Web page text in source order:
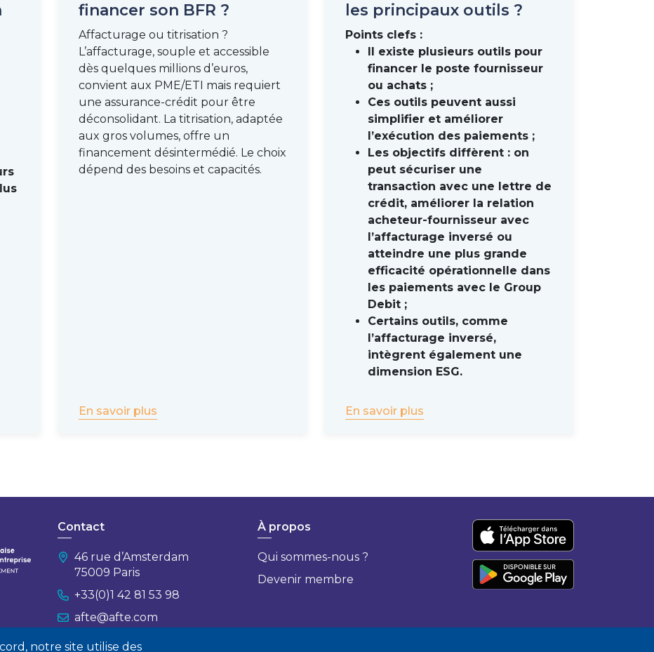
notre site utilise des
financer son BFR ?
Affacturage ou titrisation ?
L’affacturage, souple et accessible
dès quelques millions d’euros,
convient aux PME/ETI mais requiert
une assurance-crédit pour être
déconsolidant. La titrisation, adaptée
aux gros volumes, offre un
financement désintermédié. Le choix
dépend des besoins et capacités.
En savoir plus
les principaux outils ?
Points clefs :
Il existe plusieurs outils pour
financer le poste fournisseur
ou achats ;
Ces outils peuvent aussi
simplifier et améliorer
l’exécution des paiements ;
Les objectifs diffèrent : on
peut sécuriser une
transaction avec une lettre de
crédit, améliorer la relation
acheteur-fournisseur avec
l’affacturage inversé ou
atteindre une plus grande
efficacité opérationnelle dans
les paiements avec le Group
Debit ;
Certains outils, comme
l’affacturage inversé,
intègrent également une
dimension ESG.
En savoir plus
Contact
46 rue d’Amsterdam
75009 Paris
+33(0)1 42 81 53 98
afte@afte.com
Nous contacter
À propos
Qui sommes-nous ?
Devenir membre